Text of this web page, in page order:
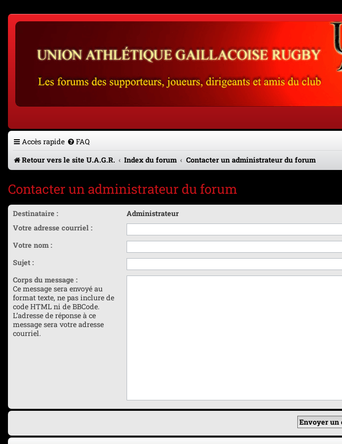
Accès rapide FAQ
Retour vers le site U.A.G.R.
Index du forum Contacter un administrateur du forum
Contacter un administrateur du forum
Destinataire :
Administrateur
Votre adresse courriel :
Votre nom :
Sujet :
Corps du message :
Ce message sera envoyé au
format texte, ne pas inclure de
code HTML ni de BBCode.
L’adresse de réponse à ce
message sera votre adresse
courriel.